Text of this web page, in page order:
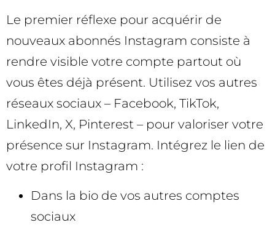
Le premier réflexe pour acquérir de
nouveaux abonnés Instagram consiste à
rendre visible votre compte partout où
vous êtes déjà présent. Utilisez vos autres
réseaux sociaux – Facebook, TikTok,
LinkedIn, X, Pinterest – pour valoriser votre
présence sur Instagram. Intégrez le lien de
votre profil Instagram :
Dans la bio de vos autres comptes
sociaux